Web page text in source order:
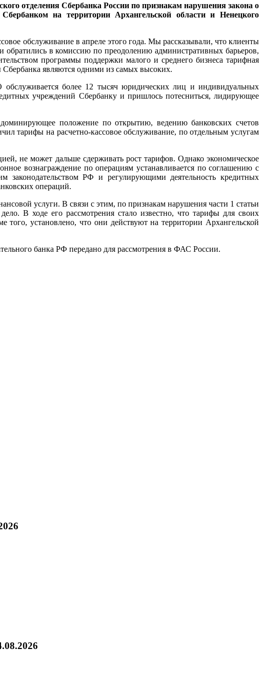
отделения Сбербанка России по признакам нарушения закона о
на территории Архангельской области и Ненецкого
обслуживание в апреле этого года. Мы рассказывали, что клиенты
в комиссию по преодолению административных барьеров,
программы поддержки малого и среднего бизнеса тарифная
являются одними из самых высоких.
более 12 тысяч юридических лиц и индивидуальных
учреждений Сбербанку и пришлось потесниться, лидирующее
положение по открытию, ведению банковских счетов
тарифы на расчетно-кассовое обслуживание, по отдельным услугам
не может дальше сдерживать рост тарифов. Однако экономическое
вознаграждение по операциям устанавливается по соглашению с
РФ и регулирующими деятельность кредитных
операций.
услуги. В связи с этим, по признакам нарушения части 1 статьи
В ходе его рассмотрения стало известно, что тарифы для своих
установлено, что они действуют на территории Архангельской
банка РФ передано для рассмотрения в ФАС России.